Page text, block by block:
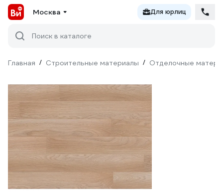
Москва Для юрлиц
Поиск в каталоге
Главная / Строительные материалы / Отделочные